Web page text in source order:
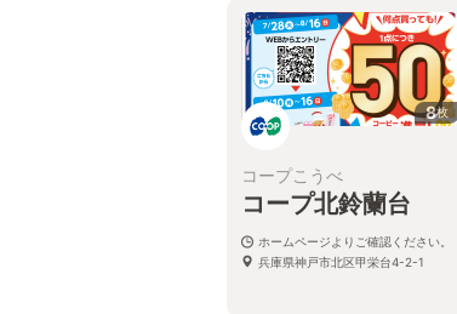
8枚
コープこうべ
コープ北鈴蘭台
ホームページよりご確認ください。
兵庫県神戸市北区甲栄台4-2-1